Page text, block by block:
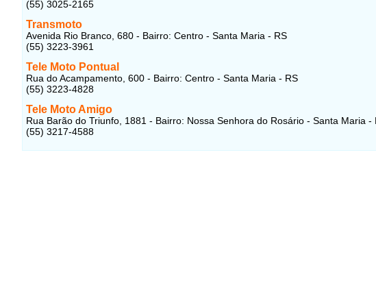
(55) 3025-2165
Transmoto
Avenida Rio Branco, 680 - Bairro: Centro - Santa Maria - RS
(55) 3223-3961
Tele Moto Pontual
Rua do Acampamento, 600 - Bairro: Centro - Santa Maria - RS
(55) 3223-4828
Tele Moto Amigo
Rua Barão do Triunfo, 1881 - Bairro: Nossa Senhora do Rosário - Santa Maria -
(55) 3217-4588